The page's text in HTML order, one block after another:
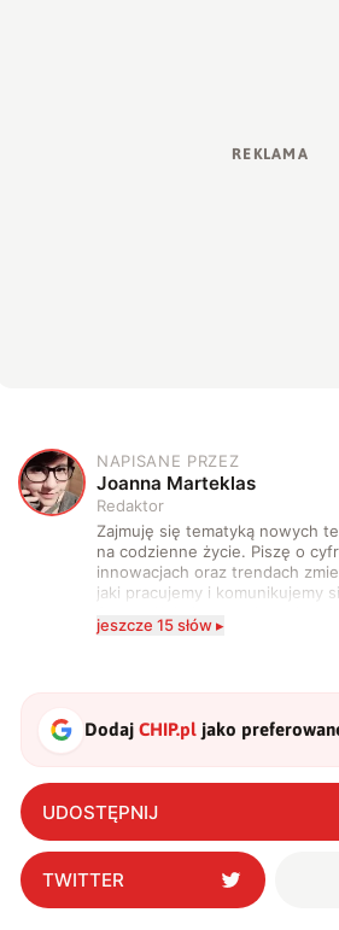
J
NAPISANE PRZEZ
Joanna Marteklas
Redaktor
Zajmuję się tematyką nowych
na codzienne życie. Piszę o
innowacjach oraz trendach
jaki pracujemy i komunikujemy
Szczególnie interesuje mnie
technologii a współczesną
jeszcze 15 słów ▸
DodajCHIP.pl jako
UDOSTĘPNIJ
TWITTER